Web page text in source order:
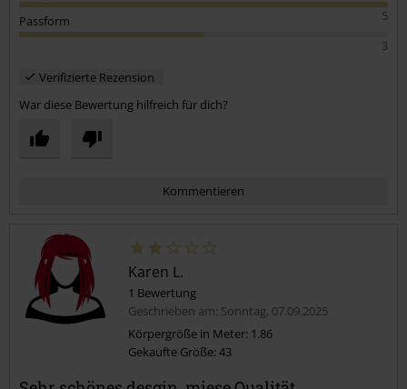
5
Passform
3
Verifizierte Rezension
War diese Bewertung hilfreich für dich?
Kommentieren
Kommentar jetzt abschicken!
Karen L.
1 Bewertung
Geschrieben am: Sonntag, 07.09.2025
Körpergröße in Meter: 1.86
Gekaufte Größe: 43